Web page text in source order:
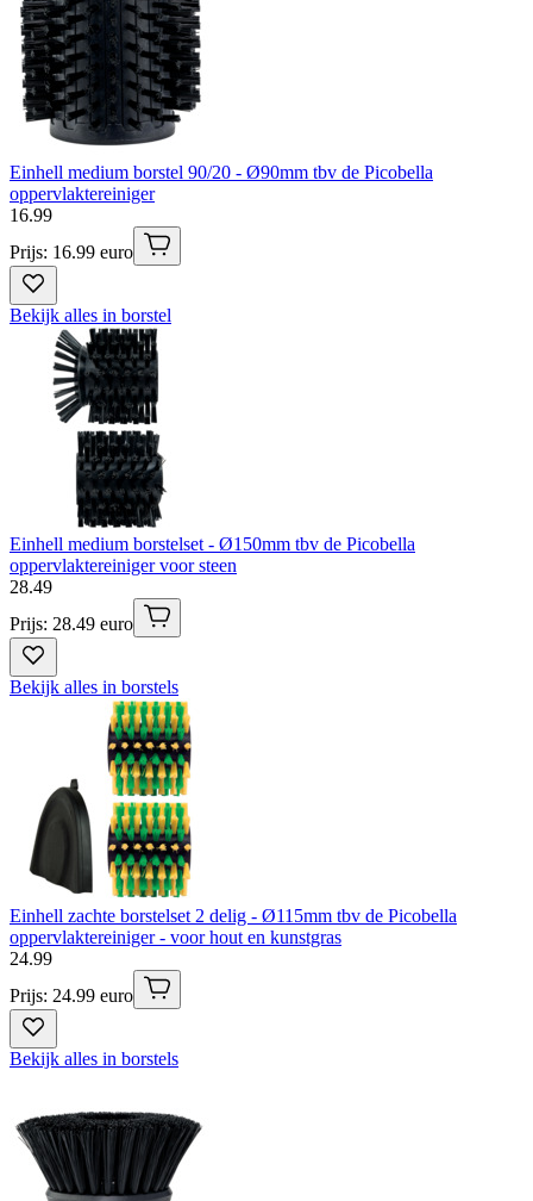
Einhell medium borstel 90/20 - Ø90mm tbv de Picobella
oppervlaktereiniger
16.99
Prijs: 16.99 euro
Bekijk alles in borstel
Einhell medium borstelset - Ø150mm tbv de Picobella
oppervlaktereiniger voor steen
28.49
Prijs: 28.49 euro
Bekijk alles in borstels
Einhell zachte borstelset 2 delig - Ø115mm tbv de Picobella
oppervlaktereiniger - voor hout en kunstgras
24.99
Prijs: 24.99 euro
Bekijk alles in borstels